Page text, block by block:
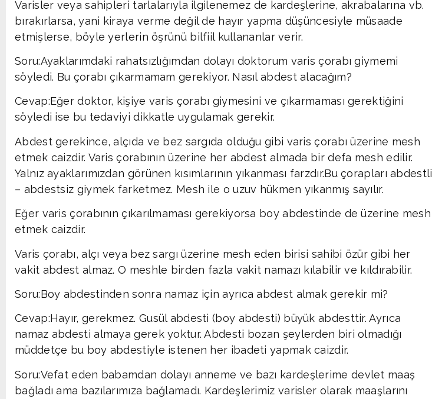
Varisler veya sahipleri tarlalarıyla ilgilenemez de kardeşlerine, akrabalarına vb.
bırakırlarsa, yani kiraya verme değil de hayır yapma düşüncesiyle müsaade
etmişlerse, böyle yerlerin öşrünü bilfiil kullananlar verir.
Soru:Ayaklarımdaki rahatsızlığımdan dolayı doktorum varis çorabı giymemi
söyledi. Bu çorabı çıkarmamam gerekiyor. Nasıl abdest alacağım?
Cevap:Eğer doktor, kişiye varis çorabı giymesini ve çıkarmaması gerektiğini
söyledi ise bu tedaviyi dikkatle uygulamak gerekir.
Abdest gerekince, alçıda ve bez sargıda olduğu gibi varis çorabı üzerine mesh
etmek caizdir. Varis çorabının üzerine her abdest almada bir defa mesh edilir.
Yalnız ayaklarımızdan görünen kısımlarının yıkanması farzdır.Bu çorapları abdestli
– abdestsiz giymek farketmez. Mesh ile o uzuv hükmen yıkanmış sayılır.
Eğer varis çorabının çıkarılmaması gerekiyorsa boy abdestinde de üzerine mesh
etmek caizdir.
Varis çorabı, alçı veya bez sargı üzerine mesh eden birisi sahibi özür gibi her
vakit abdest almaz. O meshle birden fazla vakit namazı kılabilir ve kıldırabilir.
Soru:Boy abdestinden sonra namaz için ayrıca abdest almak gerekir mi?
Cevap:Hayır, gerekmez. Gusül abdesti (boy abdesti) büyük abdesttir. Ayrıca
namaz abdesti almaya gerek yoktur. Abdesti bozan şeylerden biri olmadığı
müddetçe bu boy abdestiyle istenen her ibadeti yapmak caizdir.
Soru:Vefat eden babamdan dolayı anneme ve bazı kardeşlerime devlet maaş
bağladı ama bazılarımıza bağlamadı. Kardeşlerimiz varisler olarak maaşlarını